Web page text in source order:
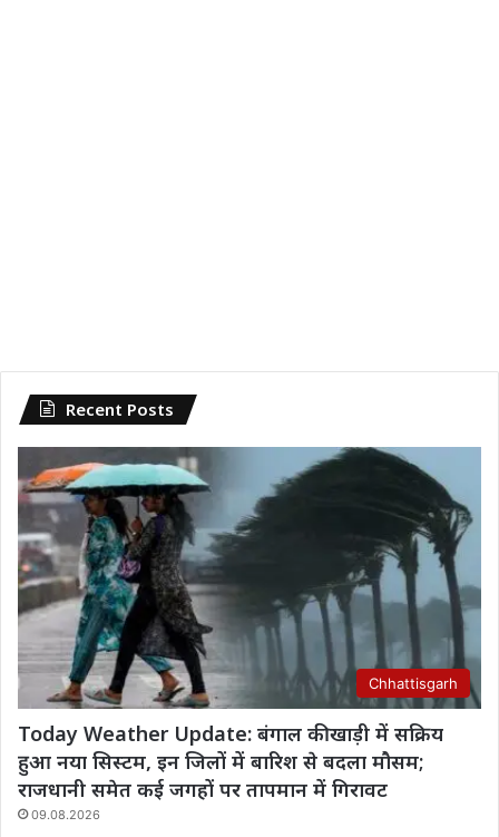
Recent Posts
Chhattisgarh
Today Weather Update: बंगाल की खाड़ी में सक्रिय
हुआ नया सिस्टम, इन जिलों में बारिश से बदला मौसम;
राजधानी समेत कई जगहों पर तापमान में गिरावट
09.08.2026